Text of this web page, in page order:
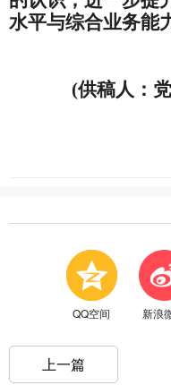
水平与综合业务能
(供稿人：党群
QQ空间 新浪
上一篇